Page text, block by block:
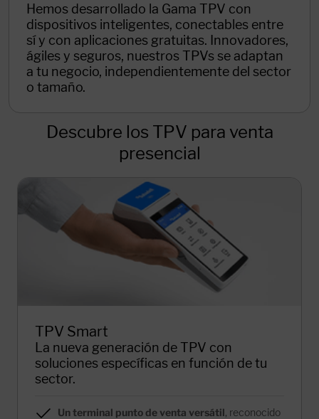
Hemos desarrollado la Gama TPV con
dispositivos inteligentes, conectables entre
sí y con aplicaciones gratuitas. Innovadores,
ágiles y seguros, nuestros TPVs se adaptan
a tu negocio, independientemente del sector
o tamaño.
Descubre los TPV para venta
presencial
TPV Smart
La nueva generación de TPV con
soluciones específicas en función de tu
sector.
Un terminal punto de venta versátil, reconocido